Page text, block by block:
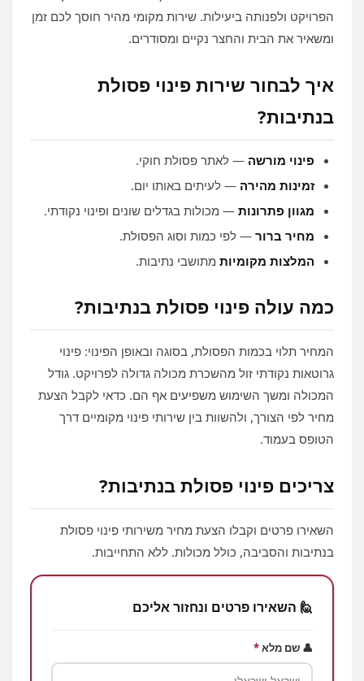
הפרויקט ולפנותה ביעילות. שירות מקומי מהיר חוסך לכם זמן
ומשאיר את הבית והחצר נקיים ומסודרים.
איך לבחור שירות פינוי פסולת
בנתיבות?
פינוי מורשה — לאתר פסולת חוקי.
זמינות מהירה — לעיתים באותו יום.
מגוון פתרונות — מכולות בגדלים שונים ופינוי נקודתי.
מחיר ברור — לפי כמות וסוג הפסולת.
המלצות מקומיות מתושבי נתיבות.
כמה עולה פינוי פסולת בנתיבות?
המחיר תלוי בכמות הפסולת, בסוגה ובאופן הפינוי: פינוי
גרוטאות נקודתי זול מהשכרת מכולה גדולה לפרויקט. גודל
המכולה ומשך השימוש משפיעים אף הם. כדאי לקבל הצעת
מחיר לפי הצורך, ולהשוות בין שירותי פינוי מקומיים דרך
הטופס בעמוד.
צריכים פינוי פסולת בנתיבות?
השאירו פרטים וקבלו הצעת מחיר משירותי פינוי פסולת
בנתיבות והסביבה, כולל מכולות. ללא התחייבות.
🙋 השאירו פרטים ונחזור אליכם
👤 שם מלא*